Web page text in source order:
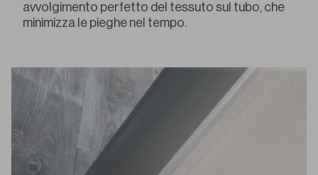
avvolgimento perfetto del tessuto sul tubo, che
minimizza le pieghe nel tempo.